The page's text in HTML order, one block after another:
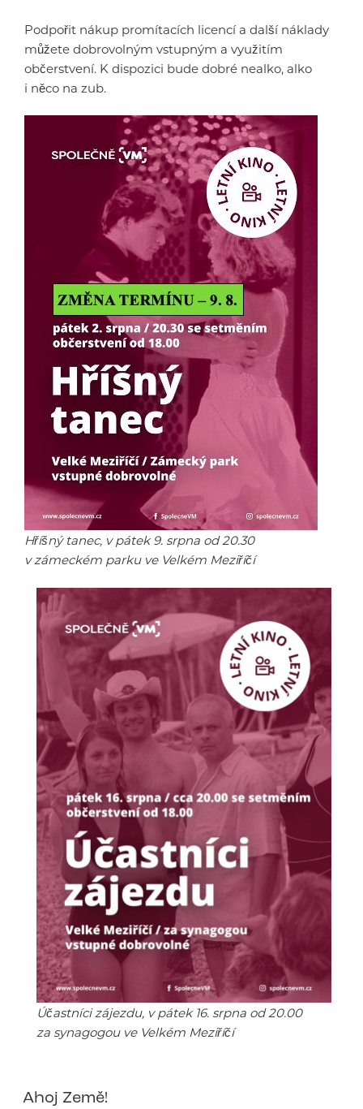
Podpořit nákup promítacích licencí a další náklady
můžete dobrovolným vstupným a využitím
občerstvení. K dispozici bude dobré nealko, alko
i něco na zub.
Hříšný tanec, v pátek 9. srpna od 20.30
v zámeckém parku ve Velkém Meziříčí
Účastníci zájezdu, v pátek 16. srpna od 20.00
za synagogou ve Velkém Meziříčí
Ahoj Země!